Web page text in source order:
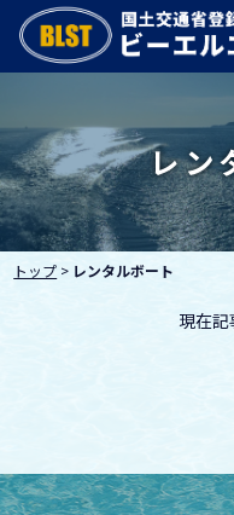
レン
トップ > レンタルボート
現在記